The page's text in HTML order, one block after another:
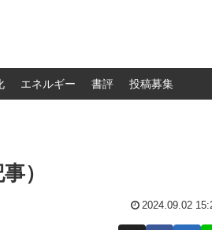
エネルギー 書評 投稿募集
）
2024.09.02